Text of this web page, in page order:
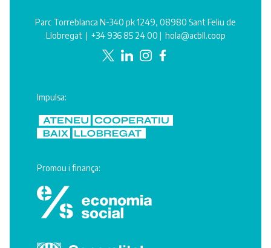
Parc Torreblanca N-340 pk 1249, 08980 Sant Feliu de
Llobregat | +34 936 85 24 00 | hola@acbll.coop
Impulsa:
Promou i finança: